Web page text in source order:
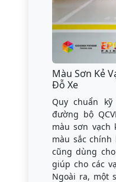
Màu Sơn Kẻ
Đỗ Xe
Quy chuẩn
đường bộ
màu sơn vạch
màu sắc
cũng dùng
giúp cho các
Ngoài ra, một